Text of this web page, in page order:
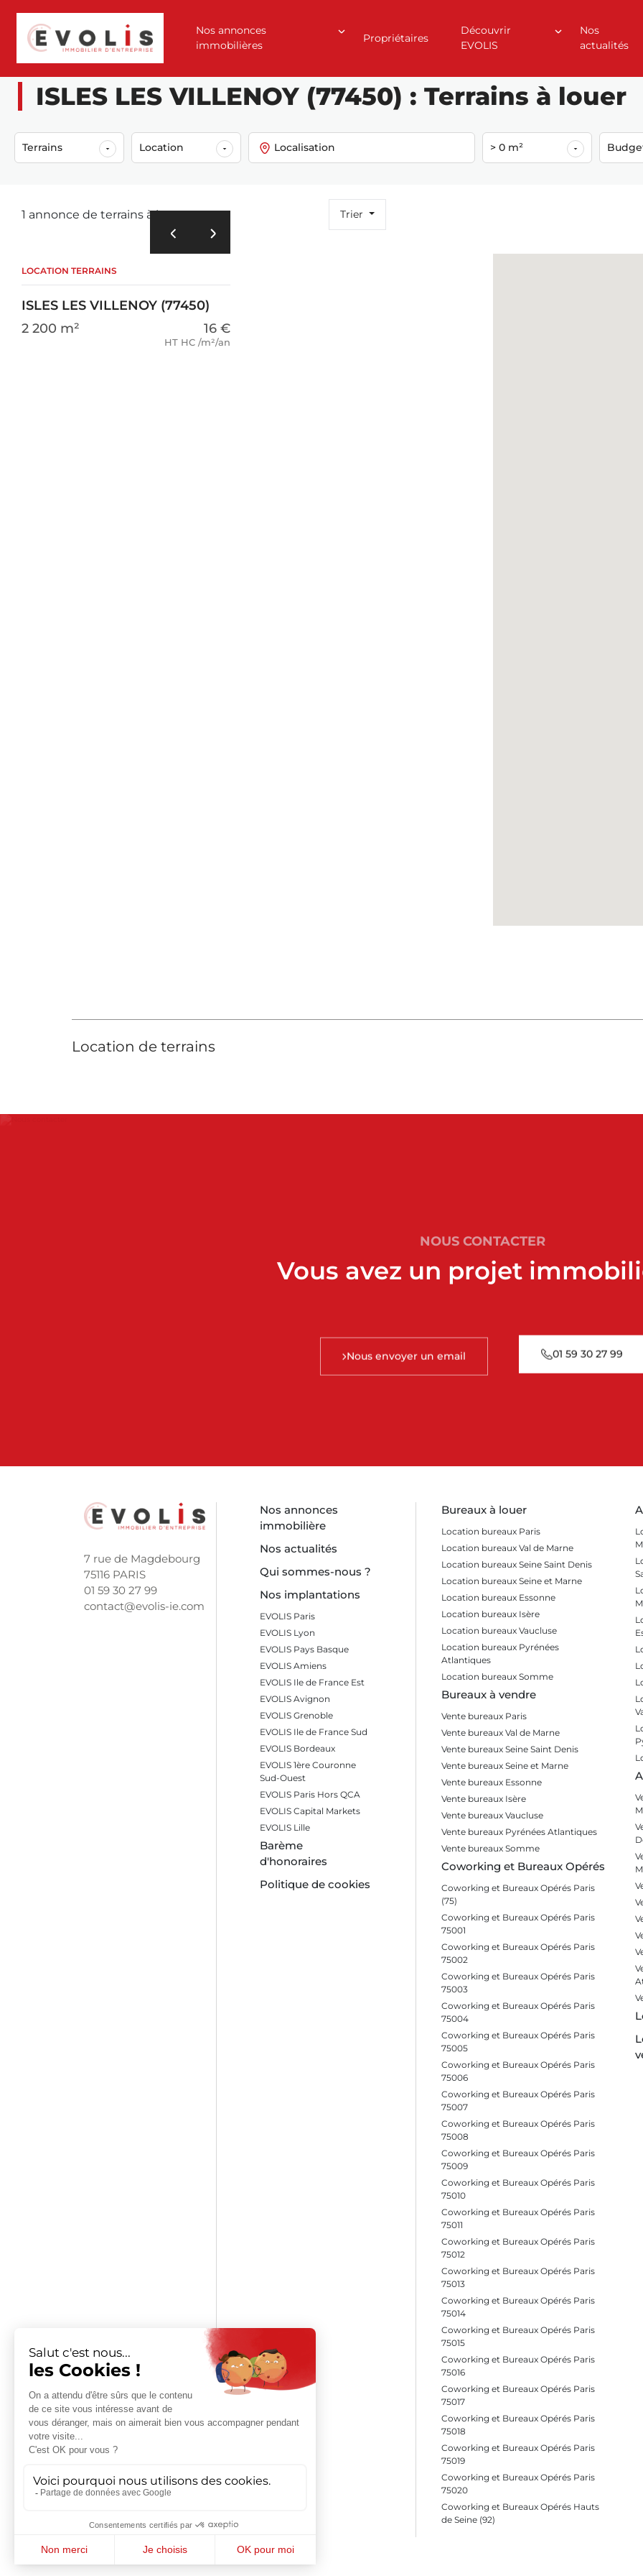
Nos annonces
immobilières
Propriétaires
Découvrir
EVOLIS
Nos
actualités
ISLES LES VILLENOY (77450) : Terrains à louer
Terrains Location Localisation > 0 m²
1 annonce de terrains à louer Trier
LOCATION TERRAINS
ISLES LES VILLENOY (77450)
2 200 m²
16 €
HT HC /m²/an
Location de terrains
NOUS CONTACTER
Vous avez un projet
Nous envoyer un email 01 59 30 27 99
7 rue de Magdebourg
75116 PARIS
01 59 30 27 99
contact@evolis-ie.com
Nos annonces
immobilière
Nos actualités
Qui sommes-nous ?
Nos implantations
EVOLIS Paris
EVOLIS Lyon
EVOLIS Pays Basque
EVOLIS Amiens
EVOLIS Ile de France Est
EVOLIS Avignon
EVOLIS Grenoble
EVOLIS Ile de France Sud
EVOLIS Bordeaux
EVOLIS 1ère Couronne
Sud-Ouest
EVOLIS Paris Hors QCA
EVOLIS Capital Markets
EVOLIS Lille
Barème
d'honoraires
Politique de cookies
Bureaux à louer
Location bureaux Paris
Location bureaux Val de Marne
Location bureaux Seine Saint Denis
Location bureaux Seine et Marne
Location bureaux Essonne
Location bureaux Isère
Location bureaux Vaucluse
Location bureaux Pyrénées
Atlantiques
Location bureaux Somme
Bureaux à vendre
Vente bureaux Paris
Vente bureaux Val de Marne
Vente bureaux Seine Saint Denis
Vente bureaux Seine et Marne
Vente bureaux Essonne
Vente bureaux Isère
Vente bureaux Vaucluse
Vente bureaux Pyrénées Atlantiques
Vente bureaux Somme
Coworking et Bureaux Opérés
Coworking et Bureaux Opérés Paris
(75)
Coworking et Bureaux Opérés Paris
75001
Coworking et Bureaux Opérés Paris
75002
Coworking et Bureaux Opérés Paris
75003
Coworking et Bureaux Opérés Paris
75004
Coworking et Bureaux Opérés Paris
75005
Coworking et Bureaux Opérés Paris
75006
Coworking et Bureaux Opérés Paris
75007
Coworking et Bureaux Opérés Paris
75008
Coworking et Bureaux Opérés Paris
75009
Coworking et Bureaux Opérés Paris
75010
Coworking et Bureaux Opérés Paris
75011
Coworking et Bureaux Opérés Paris
75012
Coworking et Bureaux Opérés Paris
75013
Coworking et Bureaux Opérés Paris
75014
Coworking et Bureaux Opérés Paris
75015
Coworking et Bureaux Opérés Paris
75016
Coworking et Bureaux Opérés Paris
75017
Coworking et Bureaux Opérés Paris
75018
Coworking et Bureaux Opérés Paris
75019
Coworking et Bureaux Opérés Paris
75020
Coworking et Bureaux Opérés Hauts
de Seine (92)